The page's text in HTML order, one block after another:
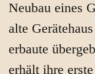
Neubau eines
alte
erbaute
erhält ihre